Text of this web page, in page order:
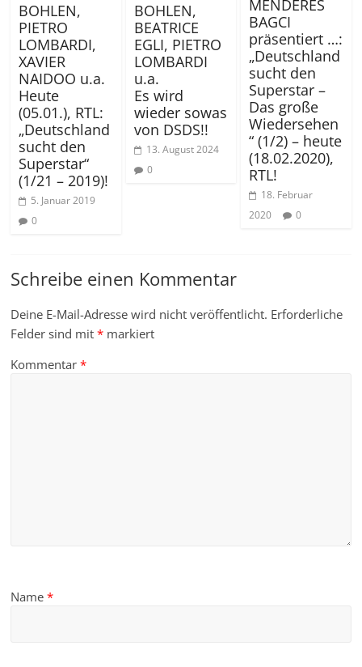
BOHLEN,
PIETRO
LOMBARDI,
XAVIER
NAIDOO u.a.
Heute
(05.01.), RTL:
„Deutschland
sucht den
Superstar“
(1/21 – 2019)!
5. Januar 2019
0
BOHLEN,
BEATRICE
EGLI, PIETRO
LOMBARDI
u.a.
Es wird
wieder sowas
von DSDS!!
13. August 2024
0
MENDERES
BAGCI
präsentiert …:
„Deutschland
sucht den
Superstar –
Das große
Wiedersehen
“ (1/2) – heute
(18.02.2020),
RTL!
18. Februar
2020
0
Schreibe einen Kommentar
Deine E-Mail-Adresse wird nicht veröffentlicht. Erforderliche
Felder sind mit* markiert
Kommentar*
Name*